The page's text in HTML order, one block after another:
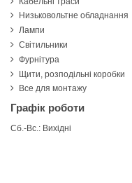
Низьковольтне обладнання
Лампи
Світильники
Фурнітура
Щити, розподільні коробки
Все для монтажу
Графік роботи
Сб.-Вс.: Вихідні